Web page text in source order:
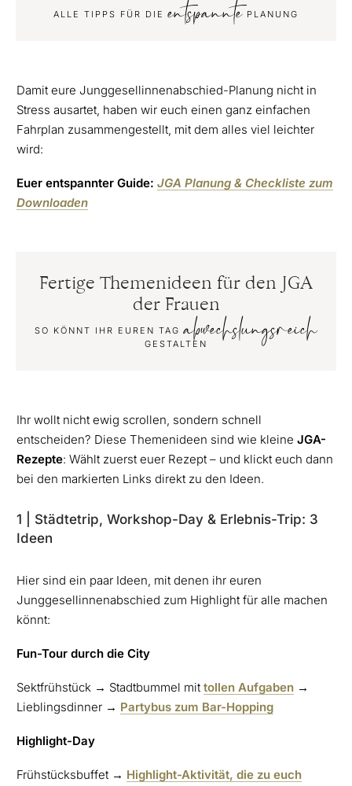
ALLE TIPPS FÜR DIEentspannte PLANUNG
Damit eure Junggesellinnenabschied-Planung nicht in
Stress ausartet, haben wir euch einen ganz einfachen
Fahrplan zusammengestellt, mit dem alles viel leichter
wird:
Euer entspannter Guide: JGA Planung & Checkliste zum
Downloaden
Fertige Themenideen für den JGA
der Frauen
SO KÖNNT IHR EUREN TAGabwechslungsreich
GESTALTEN
Ihr wollt nicht ewig scrollen, sondern schnell
entscheiden? Diese Themenideen sind wie kleine JGA-
Rezepte: Wählt zuerst euer Rezept – und klickt euch dann
bei den markierten Links direkt zu den Ideen.
1 | Städtetrip, Workshop-Day & Erlebnis-Trip: 3
Ideen
Hier sind ein paar Ideen, mit denen ihr euren
Junggesellinnenabschied zum Highlight für alle machen
könnt:
Fun-Tour durch die City
Sektfrühstück → Stadtbummel mit tollen Aufgaben →
Lieblingsdinner → Partybus zum Bar-Hopping
Highlight-Day
Frühstücksbuffet → Highlight-Aktivität, die zu euch